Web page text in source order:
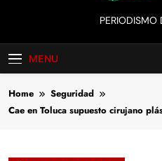
PERIODISMO
MENU
Home
Seguridad
Cae en Toluca supuesto cirujano